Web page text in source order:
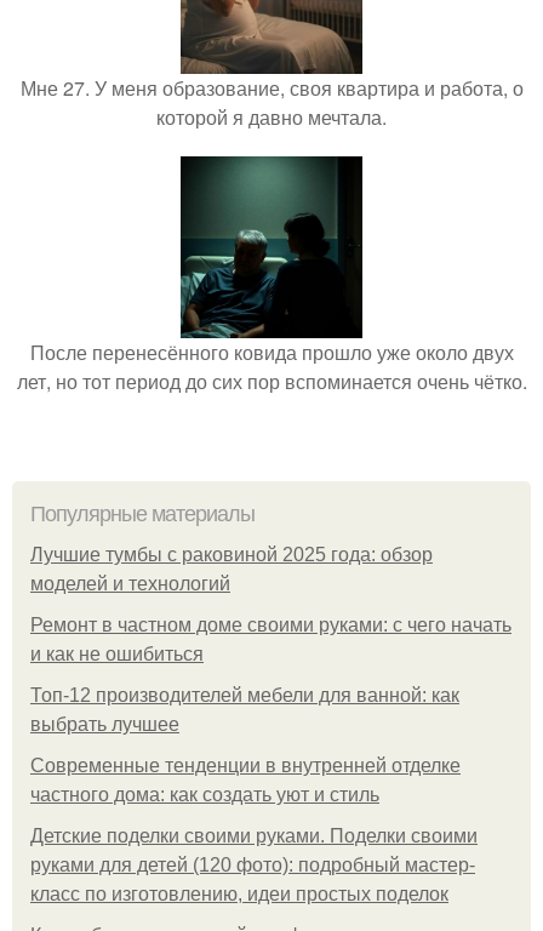
Мне 27. У меня образование, своя квартира и работа, о
которой я давно мечтала.
После перенесённого ковида прошло уже около двух
лет, но тот период до сих пор вспоминается очень чётко.
Популярные материалы
Лучшие тумбы с раковиной 2025 года: обзор
моделей и технологий
Ремонт в частном доме своими руками: с чего начать
и как не ошибиться
Топ-12 производителей мебели для ванной: как
выбрать лучшее
Современные тенденции в внутренней отделке
частного дома: как создать уют и стиль
Детские поделки своими руками. Поделки своими
руками для детей (120 фото): подробный мастер-
класс по изготовлению, идеи простых поделок